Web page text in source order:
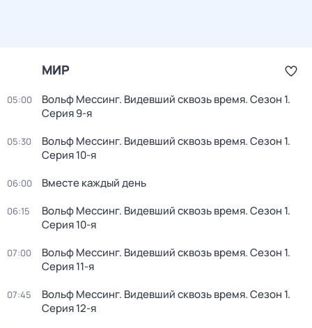
МИР
05:00 Вольф Мессинг. Видевший сквозь время. Сезон 1.
Серия 9-я
05:30 Вольф Мессинг. Видевший сквозь время. Сезон 1.
Серия 10-я
06:00 Вместе каждый день
06:15 Вольф Мессинг. Видевший сквозь время. Сезон 1.
Серия 10-я
07:00 Вольф Мессинг. Видевший сквозь время. Сезон 1.
Серия 11-я
07:45 Вольф Мессинг. Видевший сквозь время. Сезон 1.
Серия 12-я